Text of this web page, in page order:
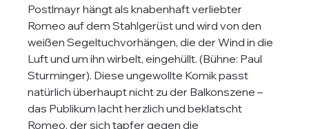
Postlmayr hängt als knabenhaft verliebter
Romeo auf dem Stahlgerüst und wird von den
weißen Segeltuchvorhängen, die der Wind in die
Luft und um ihn wirbelt, eingehüllt. (Bühne: Paul
Sturminger). Diese ungewollte Komik passt
natürlich überhaupt nicht zu der Balkonszene –
das Publikum lacht herzlich und beklatscht
Romeo, der sich tapfer gegen die